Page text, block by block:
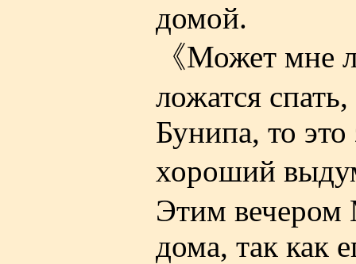
домой.
《Может мне
ложатся
Бунипа, то
хороший
Этим вечером
дома, так как